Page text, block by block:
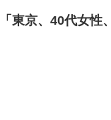
「東京、40代女